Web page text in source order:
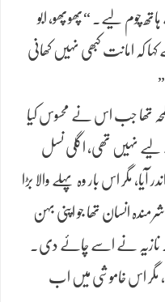
چوم لیے۔ “پھوپھو، ابو
کہ امانت کبھی نہیں کھانی
لمحہ تھا جب اس نے محسوس کیا
نہیں تھی، اگلی نسل
مگر اس بار وہ پہلے والا بڑا
انسان تھا جو اپنی بہن
نازیہ نے اسے چائے دی۔
اس خاموشی میں اب